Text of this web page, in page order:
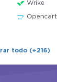
Wrike
Opencart
todo (+216)